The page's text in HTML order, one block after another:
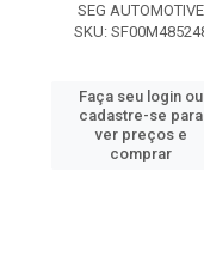
SEG AUTOMOTIVE
SKU:
Faça seu login ou
cadastre-se para
ver preços e
comprar